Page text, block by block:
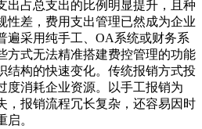
出占总支出的比例明显提升，且种
性差，费用支出管理已然成为企业
遍采用纯手工、OA系统或财务系
方式无法精准搭建费控管理的功能
结构的快速变化。传统报销方式投
度消耗企业资源。以手工报销为
，报销流程冗长复杂，还容易因时
。